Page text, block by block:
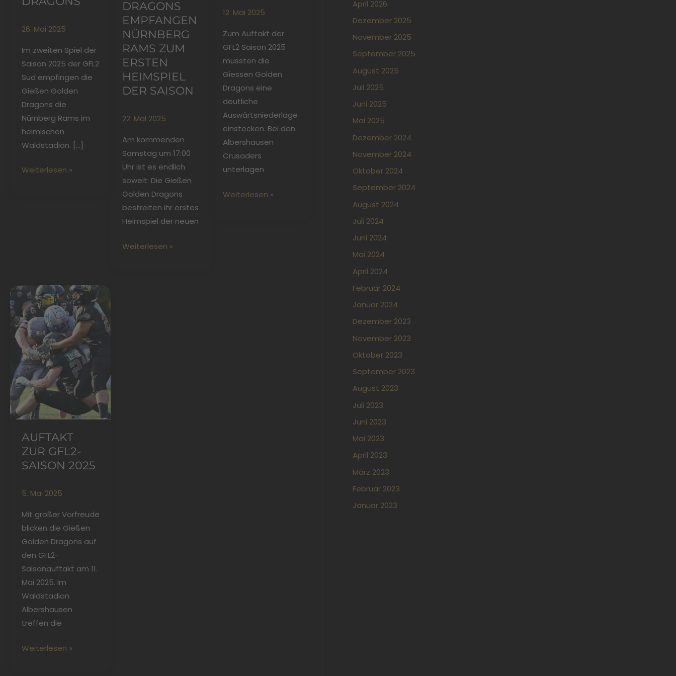
26. Mai 2025
Im zweiten Spiel der
Saison 2025 der GFL2
Süd empfingen die
Gießen Golden
Dragons die
Nürnberg Rams im
heimischen
Waldstadion. […]
Weiterlesen »
RAGONS E
MPFANGEN N
ÜRNBERG R
AMS ZUM E
RSTEN H
EIMSPIEL D
ER SAISON
22. Mai 2025
Am kommenden
Samstag um 17:00
Uhr ist es endlich
soweit: Die Gießen
Golden Dragons
bestreiten ihr erstes
Heimspiel der neuen
Weiterlesen »
12. Mai 2025
Zum Auftakt der
GFL2 Saison 2025
mussten die
Giessen Golden
Dragons eine
deutliche
Auswärtsniederlage
einstecken. Bei den
Albershausen
Crusaders
unterlagen
Weiterlesen »
AUFTAKT
ZUR GFL2-
SAISON 2025
5. Mai 2025
Mit großer Vorfreude
blicken die Gießen
Golden Dragons auf
den GFL2-
Saisonauftakt am 11.
Mai 2025. Im
Waldstadion
Albershausen
treffen die
Auftakt
zur
GFL2-
Saison
2025
Weiterlesen »
April 2026
Dezember 2025
November 2025
September 2025
August 2025
Juli 2025
Juni 2025
Mai 2025
Dezember 2024
November 2024
Oktober 2024
September 2024
August 2024
Juli 2024
Juni 2024
Mai 2024
April 2024
Februar 2024
Januar 2024
Dezember 2023
November 2023
Oktober 2023
September 2023
August 2023
Juli 2023
Juni 2023
Mai 2023
April 2023
März 2023
Februar 2023
Januar 2023